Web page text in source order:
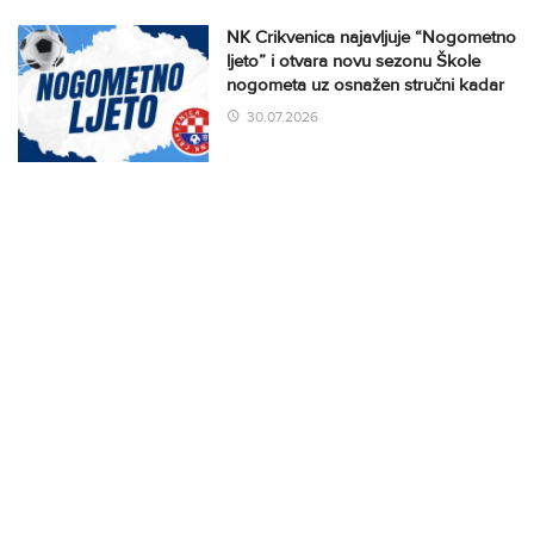
NK Crikvenica najavljuje “Nogometno
ljeto” i otvara novu sezonu Škole
nogometa uz osnažen stručni kadar
30.07.2026